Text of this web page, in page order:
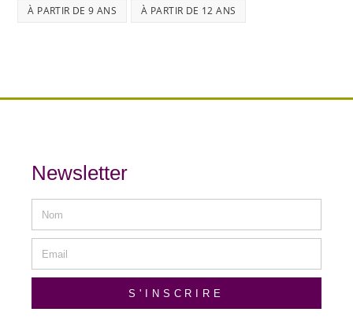
À PARTIR DE 9 ANS À PARTIR DE 12 ANS
Newsletter
S'INSCRIRE